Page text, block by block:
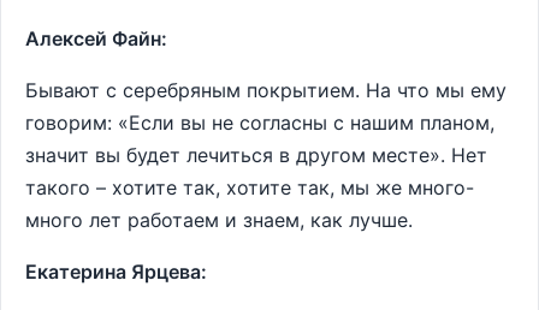
Алексей Файн:
Бывают с серебряным покрытием. На что мы ему
говорим: «Если вы не согласны с нашим планом,
значит вы будет лечиться в другом месте». Нет
такого – хотите так, хотите так, мы же много-
много лет работаем и знаем, как лучше.
Екатерина Ярцева: